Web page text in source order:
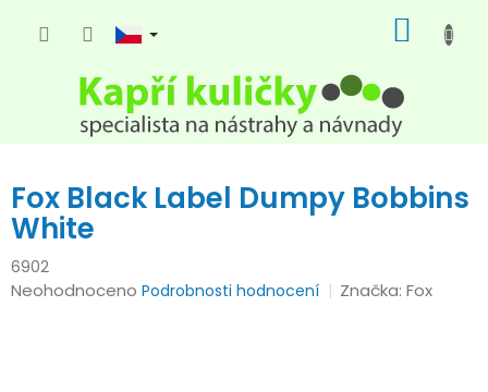
KOŠÍK
Fox Black Label Dumpy Bobbins
White
6902
Průměrné
Neohodnoceno Podrobnosti hodnocení Značka:Fox